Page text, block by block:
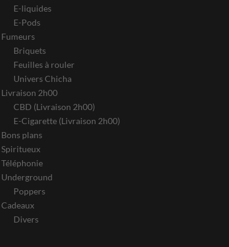
E-liquides
E-Pods
Fumeurs
Briquets
Feuilles à rouler
Univers Chicha
Livraison 2h00
CBD (Livraison 2h00)
E-Cigarette (Livraison 2h00)
Bons plans
Spiritueux
Téléphonie
Underground
Poppers
Cadeaux
Divers